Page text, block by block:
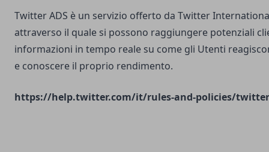
Twitter ADS è un servizio offerto da Twitter
attraverso il quale si possono raggiungere potenziali
informazioni in tempo reale su come gli Utenti
e conoscere il proprio rendimento.
https://help.twitter.com/it/rules-and-policies/